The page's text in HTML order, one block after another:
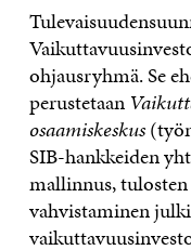
ohjausryhmä. Se
perustetaan
osaamiskeskus
SIB-hankkeiden
mallinnus,
vahvistaminen